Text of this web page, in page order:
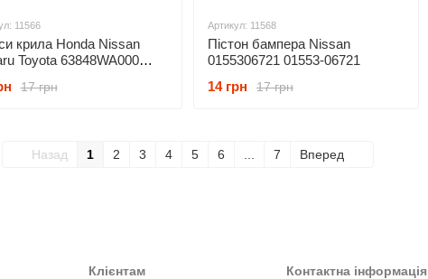
11566
крила Honda Nissan
Toyota 63848WA000
17 грн
Артикул: 11568
Пістон бампера Nissan
0155306721 01553-06721
17 грн
14 грн
Назад 1 2 3 4 5 6 7 Вперед
Клієнтам Контактна інформація